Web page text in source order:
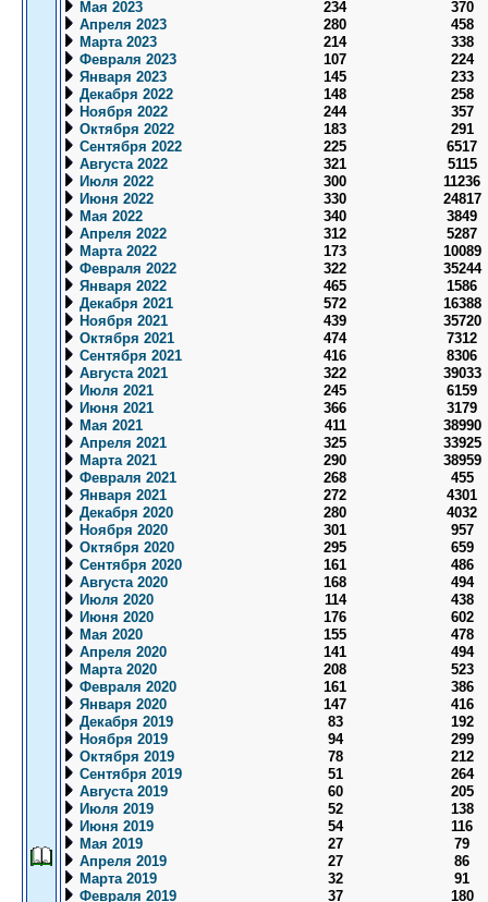
Мая 2023 234
370
Апреля 2023
280
458
Марта 2023
214
338
Февраля 2023
107
224
Января 2023
145
233
Декабря 2022
148
258
Ноября 2022
244
357
Октября 2022
183
291
Сентября 2022
225
6517
Августа 2022
321
5115
Июля 2022
300
11236
Июня 2022
330
24817
Мая 2022
340
3849
Апреля 2022
312
5287
Марта 2022
173
10089
Февраля 2022
322
35244
Января 2022
465
1586
Декабря 2021
572
16388
Ноября 2021
439
35720
Октября 2021
474
7312
Сентября 2021
416
8306
Августа 2021
322
39033
Июля 2021
245
6159
Июня 2021
366
3179
Мая 2021
411
38990
Апреля 2021
325
33925
Марта 2021
290
38959
Февраля 2021
268
455
Января 2021
272
4301
Декабря 2020
280
4032
Ноября 2020
301
957
Октября 2020
295
659
Сентября 2020
161
486
Августа 2020
168
494
Июля 2020
114
438
Июня 2020
176
602
Мая 2020
155
478
Апреля 2020
141
494
Марта 2020
208
523
Февраля 2020
161
386
Января 2020
147
416
Декабря 2019
83
192
Ноября 2019
94
299
Октября 2019
78
212
Сентября 2019
51
264
Августа 2019
60
205
Июля 2019
52
138
Июня 2019
54
116
Мая 2019
27
79
Апреля 2019
27
86
Марта 2019
32
91
Февраля 2019
37
180